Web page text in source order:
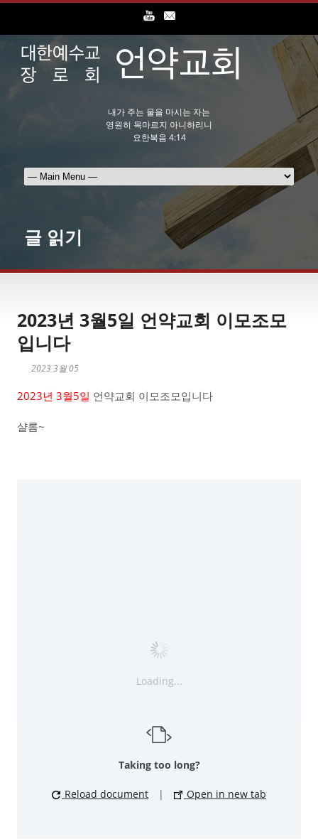
내가 주는 물을 마시는 자는
영원히 목마르지 아니하리니
요한복음 4:14
글 읽기
2023년 3월5일 언약교회 이모조모
입니다
2023 3월 05
2023년 3월5일 언약교회 이모조모입니다
샬롬~
Loading...
Taking too long?
Reload document | Open in new tab